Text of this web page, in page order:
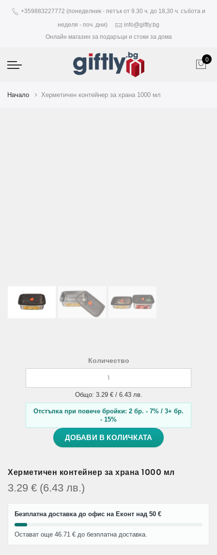
+359883227772 (понеделник - петък от 9.30 ч. до 18,30 ч. събота и
неделя - поч. дни)
info@giftly.bg
Онлайн магазин за подаръци и стоки за дома
0
Начало Херметичен контейнер за храна 1000 мл
Количество
Общо: 3.29 € / 6.43 лв.
Отстъпка при повече бройки: 2 бр. - 7% / 3+ бр.
- 15%
ДОБАВИ В КОЛИЧКАТА
Херметичен контейнер за храна 1000 мл
3.29 € (6.43 лв.)
Безплатна доставка до офис на Еконт над 50 €
Остават още 46.71 € до безплатна доставка.